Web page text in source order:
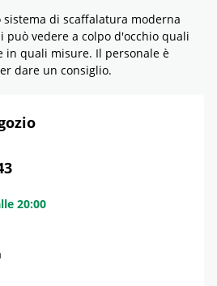
di scaffalatura moderna
può vedere a colpo d'occhio quali
in quali misure. Il personale è
dare un consiglio.
20:00